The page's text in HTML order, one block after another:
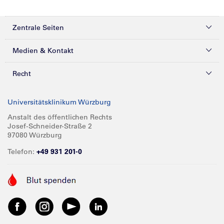
Zentrale Seiten
Kliniken & Zentren
Forschung
Karriere
Medien & Kontakt
Presse
Glossar
Spenden
Anreise
Recht
Compliance
Impressum
Barrierefreiheit
Universitätsklinikum Würzburg
Anstalt des öffentlichen Rechts
Josef-Schneider-Straße 2
97080 Würzburg
Telefon: +49 931 201-0